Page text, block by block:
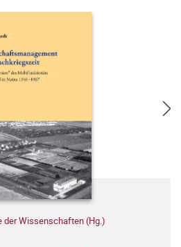
der Wissenschaften (Hg.)